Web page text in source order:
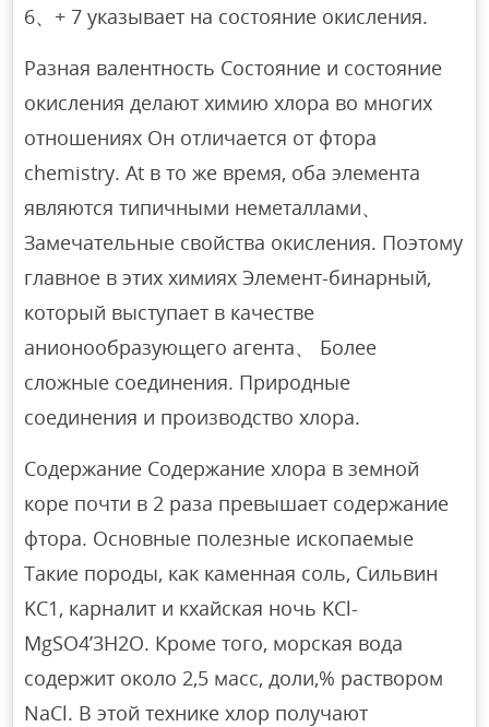
6、+ 7 указывает на состояние окисления.
Разная валентность Состояние и состояние
окисления делают химию хлора во многих
отношениях Он отличается от фтора
chemistry. At в то же время, оба элемента
являются типичными неметаллами、
Замечательные свойства окисления. Поэтому
главное в этих химиях Элемент-бинарный,
который выступает в качестве
анионообразующего агента、 Более
сложные соединения. Природные
соединения и производство хлора.
Содержание Содержание хлора в земной
коре почти в 2 раза превышает содержание
фтора. Основные полезные ископаемые
Такие породы, как каменная соль, Сильвин
KC1, карналит и кхайская ночь KCl-
MgSO4’3H2O. Кроме того, морская вода
содержит около 2,5 масс, доли,% раствором
NaCl. В этой технике хлор получают